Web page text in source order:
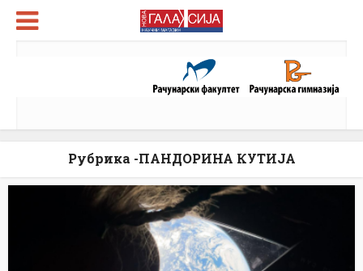
Рубрика -ПАНДОРИНА КУТИЈА